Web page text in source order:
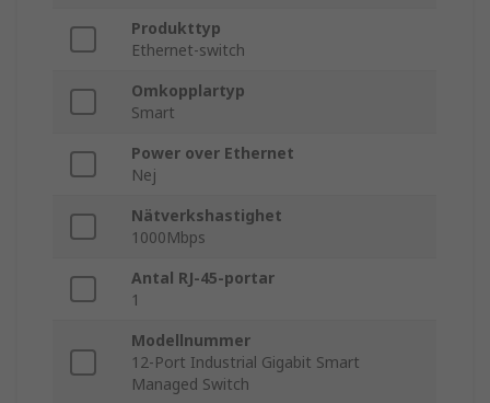
Produkttyp
Ethernet-switch
Omkopplartyp
Smart
Power over Ethernet
Nej
Nätverkshastighet
1000Mbps
Antal RJ-45-portar
1
Modellnummer
12-Port Industrial Gigabit Smart
Managed Switch